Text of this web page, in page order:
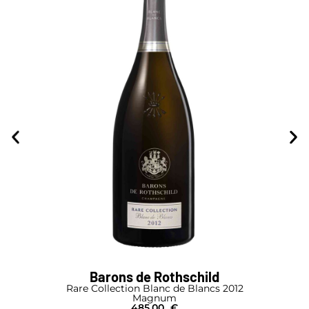
Barons de Rothschild
Rare Collection Blanc de Blancs 2012
Magnum